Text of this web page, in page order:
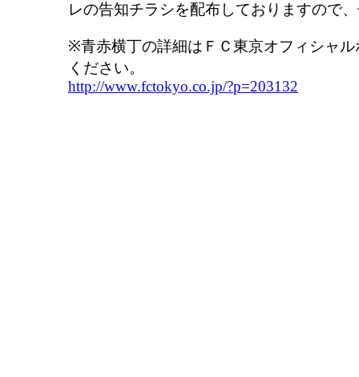
レの告知チラシを配布しておりますので
※青赤横丁の詳細はＦＣ東京オフィシャ
ください。
http://www.fctokyo.co.jp/?p=203132